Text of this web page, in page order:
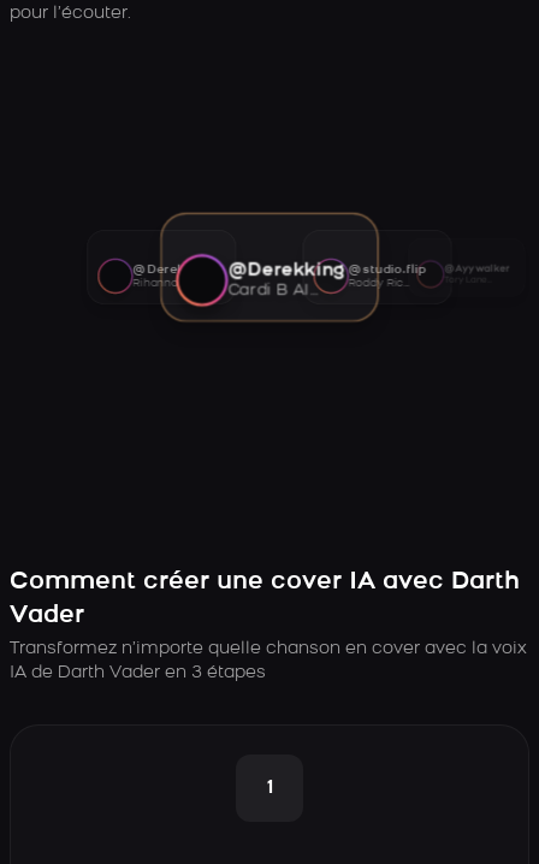
pour l’écouter.
@Derekking
Cardi B AI voice
@studio.flip
Roddy Ricch AI voice
@Ayywalker
@Derekking
Rihanna AI voice
Comment créer une cover IA avec Darth
Vader
Transformez n’importe quelle chanson en cover avec la voix
IA de Darth Vader en 3 étapes
1